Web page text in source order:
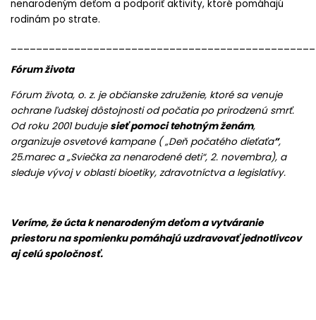
nenarodeným deťom a podporiť aktivity, ktoré pomáhajú
rodinám po strate.
Fórum života
Fórum života, o. z. je občianske združenie, ktoré sa venuje
ochrane ľudskej dôstojnosti od počatia po prirodzenú smrť.
Od roku 2001 buduje sieť pomoci tehotným ženám,
organizuje osvetové kampane ( „Deň počatého dieťaťa”,
25.marec a „Sviečka za nenarodené deti“, 2. novembra), a
sleduje vývoj v oblasti bioetiky, zdravotníctva a legislatívy.
Veríme, že úcta k nenarodeným deťom a vytváranie
priestoru na spomienku pomáhajú uzdravovať jednotlivcov
aj celú spoločnosť.